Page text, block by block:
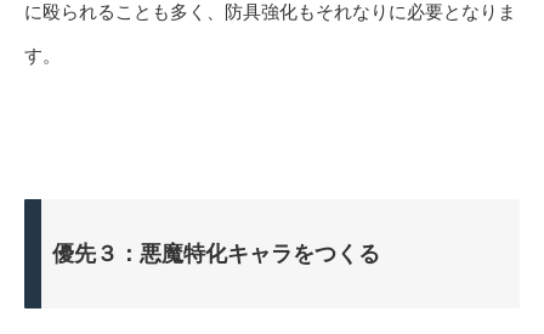
に殴られることも多く、防具強化もそれなりに必要となりま
す。
優先３：悪魔特化キャラをつくる